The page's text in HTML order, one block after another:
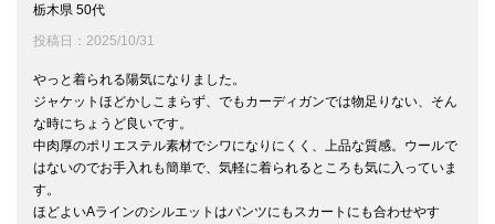
栃木県 50代
投稿日
2025/10/31
やっと着られる陽気になりました。
ジャケットほどかしこまらず、でもカーディガンでは物足りない、そん
な時にちょうど良いです。
中肉厚のポリエステル素材でシワになりにくく、上品な質感。ウールで
はないのでお手入れも簡単で、気軽に着られるところも気に入っていま
す。
ほどよいAラインのシルエットはパンツにもスカートにも合わせやす